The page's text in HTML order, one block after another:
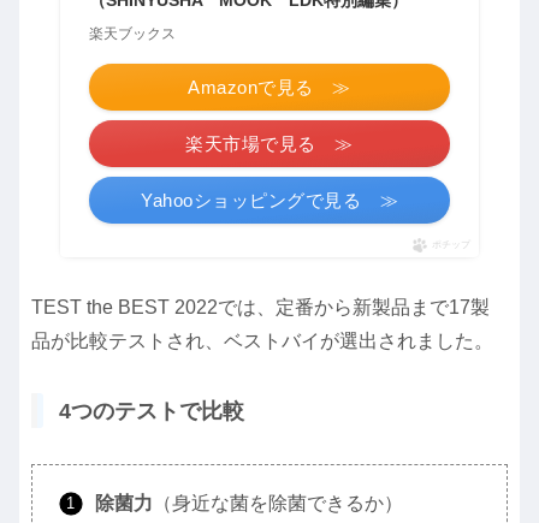
楽天ブックス
Amazonで見る ≫
楽天市場で見る ≫
Yahooショッピングで見る ≫
ポチップ
TEST the BEST 2022では、定番から新製品まで17製
品が比較テストされ、ベストバイが選出されました。
4つのテストで比較
除菌力 （身近な菌を除菌できるか）